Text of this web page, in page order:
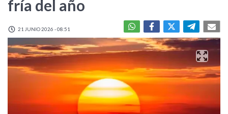
fría del año
21 JUNIO 2026 - 08:51